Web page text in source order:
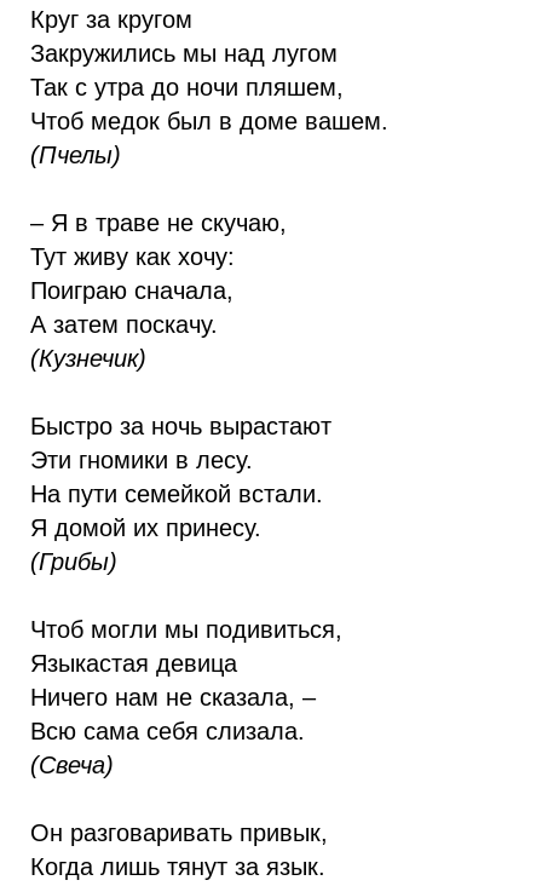
Круг за кругом
Закружились мы над лугом
Так с утра до ночи пляшем,
Чтоб медок был в доме вашем.
(Пчелы)
– Я в траве не скучаю,
Тут живу как хочу:
Поиграю сначала,
А затем поскачу.
(Кузнечик)
Быстро за ночь вырастают
Эти гномики в лесу.
На пути семейкой встали.
Я домой их принесу.
(Грибы)
Чтоб могли мы подивиться,
Языкастая девица
Ничего нам не сказала, –
Всю сама себя слизала.
(Свеча)
Он разговаривать привык,
Когда лишь тянут за язык.